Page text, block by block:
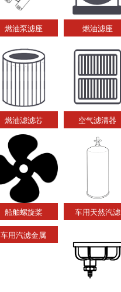
燃油泵滤座 燃油滤座
燃油滤滤芯 空气滤清器
船舶螺旋桨 车用天然汽滤
车用汽滤金属